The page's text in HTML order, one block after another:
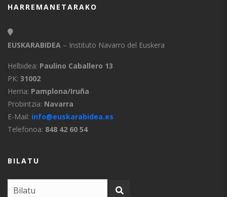
HARREMANETARAKO
EUSKARABIDEA – Instituto Navarro del Euskera
Helbidea: Paulino Caballero 13
PK: 31002
Herria: Pamplona/Iruña
Probintzia: Navarra
E-Mail: info@euskarabidea.es
Telefonoa: 848 42 60 54
BILATU